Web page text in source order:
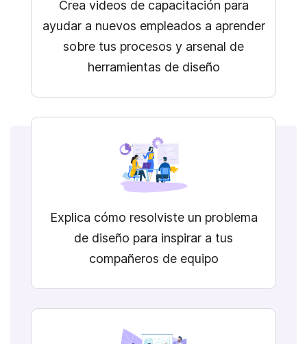
Crea videos de capacitación para
ayudar a nuevos empleados a aprender
sobre tus procesos y arsenal de
herramientas de diseño
Explica cómo resolviste un problema
de diseño para inspirar a tus
compañeros de equipo